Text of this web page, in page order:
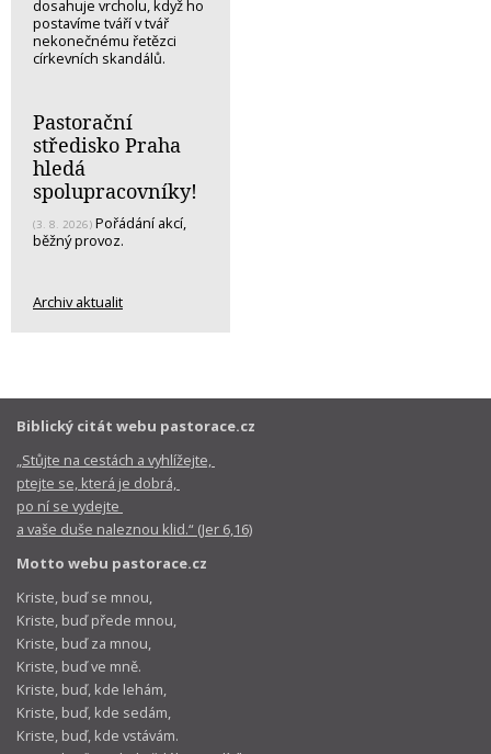
dosahuje vrcholu, když ho
postavíme tváří v tvář
nekonečnému řetězci
církevních skandálů.
Pastorační
středisko Praha
hledá
spolupracovníky!
(3. 8. 2026) Pořádání akcí,
běžný provoz.
Archiv aktualit
Biblický citát webu pastorace.cz
„Stůjte na cestách a vyhlížejte,
ptejte se, která je dobrá,
po ní se vydejte
a vaše duše naleznou klid.“ (Jer 6,16)
Motto webu pastorace.cz
Kriste, buď se mnou,
Kriste, buď přede mnou,
Kriste, buď za mnou,
Kriste, buď ve mně.
Kriste, buď, kde lehám,
Kriste, buď, kde sedám,
Kriste, buď, kde vstávám.